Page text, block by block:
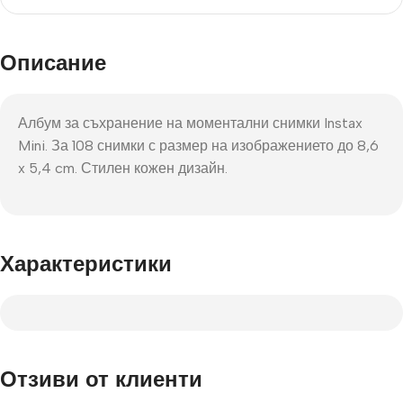
Описание
Албум за съхранение на моментални снимки Instax
Mini. За 108 снимки с размер на изображението до 8,6
x 5,4 cm. Стилен кожен дизайн.
Характеристики
Отзиви от клиенти